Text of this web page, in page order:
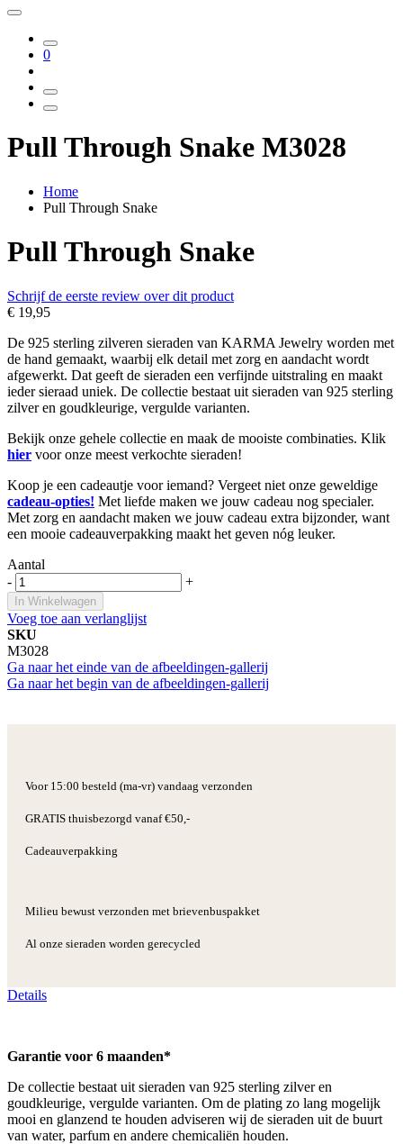
0
Pull Through Snake M3028
Home
Pull Through Snake
Pull Through Snake
Schrijf de eerste review over dit product
€ 19,95
De 925 sterling zilveren sieraden van KARMA Jewelry worden met
de hand gemaakt, waarbij elk detail met zorg en aandacht wordt
afgewerkt. Dat geeft de sieraden een verfijnde uitstraling en maakt
ieder sieraad uniek. De collectie bestaat uit sieraden van 925 sterling
zilver en goudkleurige, vergulde varianten.
Bekijk onze gehele collectie en maak de mooiste combinaties. Klik
hier voor onze meest verkochte sieraden!
Koop je een cadeautje voor iemand? Vergeet niet onze geweldige
cadeau-opties! Met liefde maken we jouw cadeau nog specialer.
Met zorg en aandacht maken we jouw cadeau extra bijzonder, want
een mooie cadeauverpakking maakt het geven nóg leuker.
Aantal
-
+
In Winkelwagen
Voeg toe aan verlanglijst
SKU
M3028
Ga naar het einde van de afbeeldingen-gallerij
Ga naar het begin van de afbeeldingen-gallerij
Voor 15:00 besteld (ma-vr) vandaag verzonden
GRATIS thuisbezorgd vanaf €50,-
Cadeauverpakking
Milieu bewust verzonden met brievenbuspakket
Al onze sieraden worden gerecycled
Details
Garantie voor 6 maanden*
De collectie bestaat uit sieraden van 925 sterling zilver en
goudkleurige, vergulde varianten. Om de plating zo lang mogelijk
mooi en glanzend te houden adviseren wij de sieraden uit de buurt
van water, parfum en andere chemicaliën houden.